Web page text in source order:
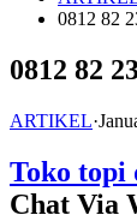
0812 82
0812 82
ARTIKEL·
Toko topi
Chat Via